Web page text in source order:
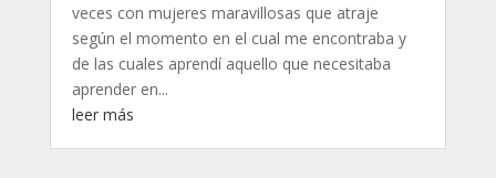
veces con mujeres maravillosas que atraje
según el momento en el cual me encontraba y
de las cuales aprendí aquello que necesitaba
aprender en...
leer más